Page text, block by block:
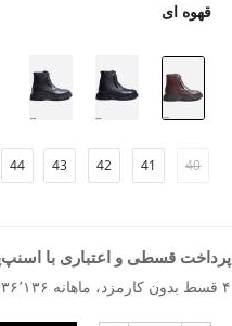
قهوه ای
40
41
42
43
44
پرداخت قسطی و اعتباری با
۴ قسط بدون کارمزد، ماهانه ۱٬۶۳۶٬۱۳۶ تومان